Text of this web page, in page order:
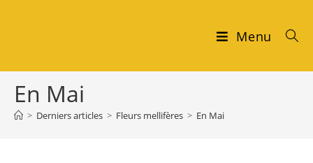
Menu
En Mai
> Derniers articles > Fleurs mellifères > En Mai